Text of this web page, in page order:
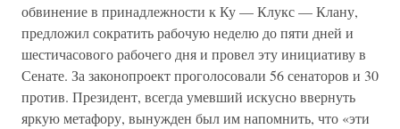
обвинение в принадлежности к Ку — Клукс — Клану,
предложил сократить рабочую неделю до пяти дней и
шестичасового рабочего дня и провел эту инициативу в
Сенате. За законопроект проголосовали 56 сенаторов и 30
против. Президент, всегда умевший искусно ввернуть
яркую метафору, вынужден был им напомнить, что «эти